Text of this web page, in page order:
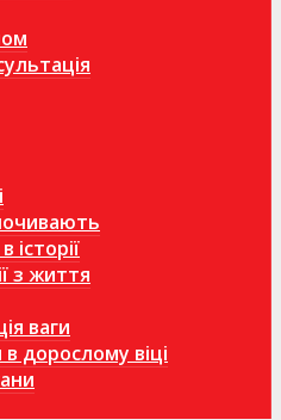
історії
з життя
ваги
дорослому віці